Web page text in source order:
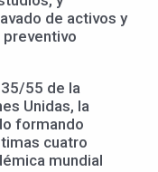
de activos y
55 de la
Unidas, la
formando
cuatro
mundial